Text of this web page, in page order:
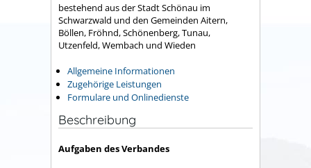
bestehend aus der Stadt Schönau im
Schwarzwald und den Gemeinden Aitern,
Böllen, Fröhnd, Schönenberg, Tunau,
Utzenfeld, Wembach und Wieden
Allgemeine Informationen
Zugehörige Leistungen
Formulare und Onlinedienste
Beschreibung
Aufgaben des Verbandes